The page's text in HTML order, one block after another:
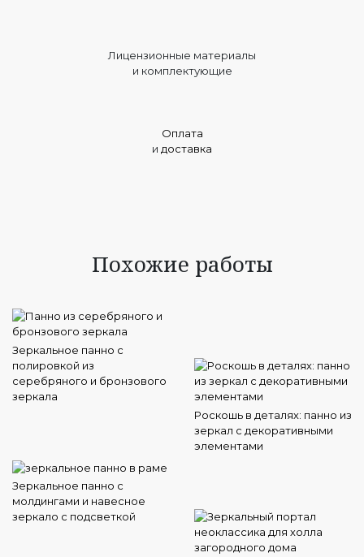
Лицензионные материалы
и комплектующие
Оплата
и доставка
Похожие работы
Зеркальное панно с
полировкой из
серебряного и бронзового
зеркала
Роскошь в деталях: панно из
зеркал с декоративными
элементами
Зеркальное панно с
молдингами и навесное
зеркало с подсветкой